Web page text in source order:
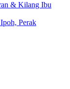
& Kilang Ibu
Perak